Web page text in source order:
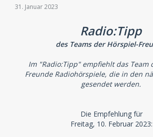
31. Januar 2023
Radio:Tipp
des Teams der Hörspiel-
Im "Radio:Tipp" empfiehlt das Team
Freunde Radiohörspiele, die in den
gesendet werden.
Die Empfehlung für
Freitag, 10. Februar 2023: